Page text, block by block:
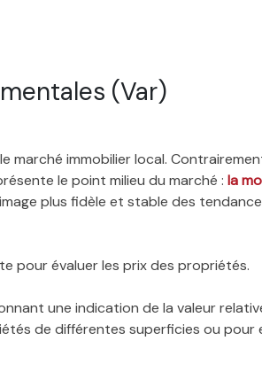
(Var)
immobilier local.
le point milieu du marché : la
plus fidèle et stable des
pour évaluer les prix des propriétés.
une indication de la valeur
de différentes superficies ou pour